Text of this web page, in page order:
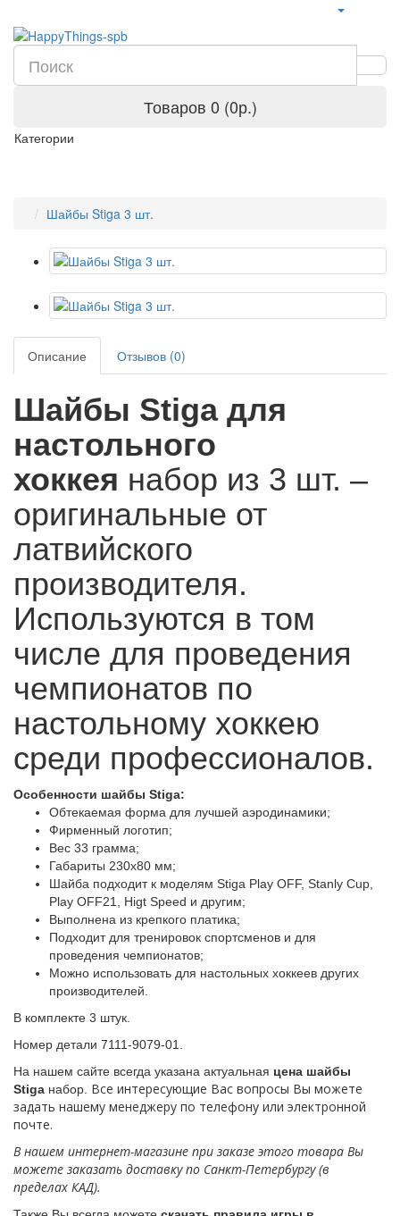
Товаров 0 (0р.)
Категории
Шайбы Stiga 3 шт.
Описание Отзывов (0)
Шайбы Stigaдля
настольного
хоккея набор из 3 шт. –
оригинальные от
латвийского
производителя.
Используются в том
числе для проведения
чемпионатов по
настольному хоккею
среди профессионалов.
Особенности шайбы Stiga:
Обтекаемая форма для лучшей аэродинамики;
Фирменный логотип;
Вес 33 грамма;
Габариты 230х80 мм;
Шайба подходит к моделям Stiga Play OFF, Stanly Cup,
Play OFF21, Higt Speed и другим;
Выполнена из крепкого платика;
Подходит для тренировок спортсменов и для
проведения чемпионатов;
Можно использовать для настольных хоккеев других
производителей.
В комплекте 3 штук.
Номер детали 7111-9079-01.
На нашем сайте всегда указана актуальная цена шайбы
Stiga набор. Все интересующие Вас вопросы Вы можете
задать нашему менеджеру по телефону или электронной
почте.
В нашем интернет-магазине при заказе этого товара Вы
можете заказать доставку по Санкт-Петербургу (в
пределах КАД).